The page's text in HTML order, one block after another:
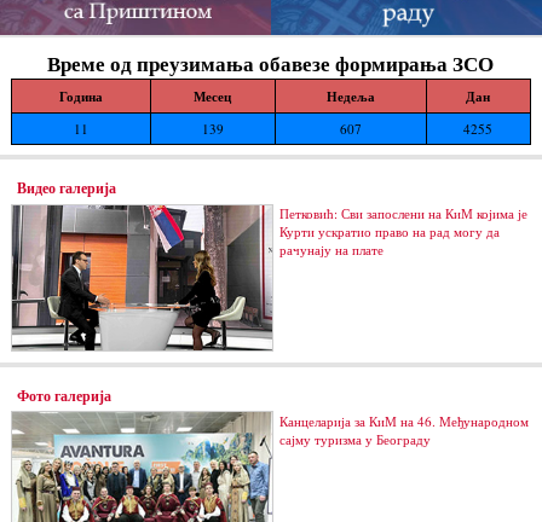
Време од преузимања обавезе формирања ЗСО
Година Месец Недеља Дан
11 139 607 4255
Видео галерија
Петковић: Сви запослени на КиМ којима је
Курти ускратио право на рад могу да
рачунају на плате
Фото галерија
Канцеларија за КиМ на 46. Међународном
сајму туризма у Београду